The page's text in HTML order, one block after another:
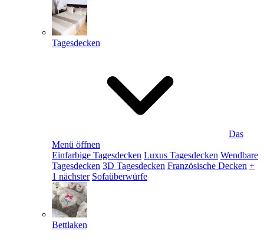
Tagesdecken
Das
Menü öffnen
Einfarbige Tagesdecken Luxus Tagesdecken Wendbare
Tagesdecken 3D Tagesdecken Französische Decken +
1 nächster Sofaüberwürfe
Bettlaken